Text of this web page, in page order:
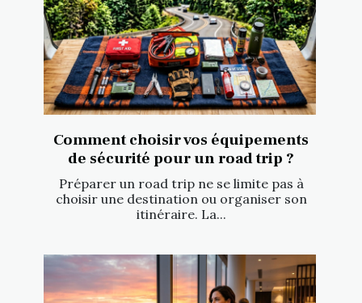
Comment choisir vos équipements
de sécurité pour un road trip ?
Préparer un road trip ne se limite pas à
choisir une destination ou organiser son
itinéraire. La...